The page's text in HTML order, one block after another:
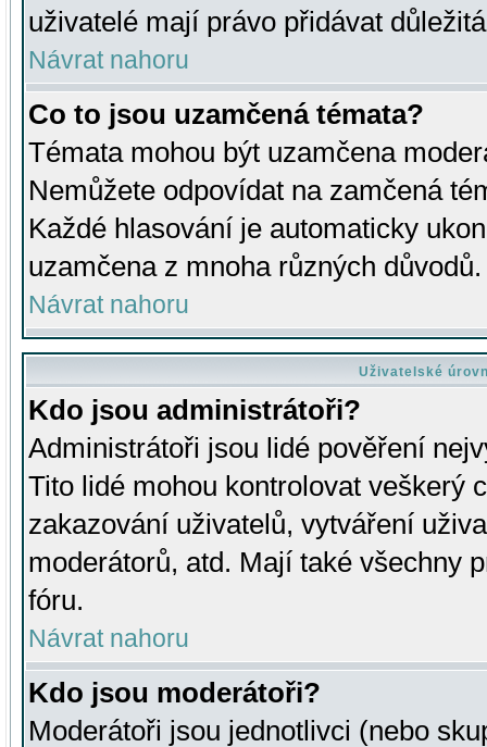
uživatelé mají právo přidávat
Návrat nahoru
Co to jsou uzamčená témata?
Témata mohou být uzamčena
Nemůžete odpovídat na zamčená
Každé hlasování je automaticky
uzamčena z mnoha různých důvodů.
Návrat nahoru
Uživatelské
Kdo jsou administrátoři?
Administrátoři jsou lidé pověření
Tito lidé mohou kontrolovat veškerý
zakazování uživatelů, vytváření
moderátorů, atd. Mají také všechny
fóru.
Návrat nahoru
Kdo jsou moderátoři?
Moderátoři jsou jednotlivci (nebo